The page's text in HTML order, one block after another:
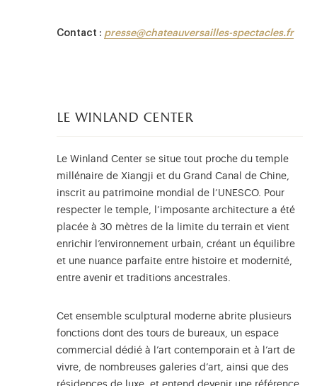
Contact : presse@chateauversailles-spectacles.fr
le winland center
Le Winland Center se situe tout proche du temple
millénaire de Xiangji et du Grand Canal de Chine,
inscrit au patrimoine mondial de l’UNESCO. Pour
respecter le temple, l’imposante architecture a été
placée à 30 mètres de la limite du terrain et vient
enrichir l’environnement urbain, créant un équilibre
et une nuance parfaite entre histoire et modernité,
entre avenir et traditions ancestrales.
Cet ensemble sculptural moderne abrite plusieurs
fonctions dont des tours de bureaux, un espace
commercial dédié à l’art contemporain et à l’art de
vivre, de nombreuses galeries d’art, ainsi que des